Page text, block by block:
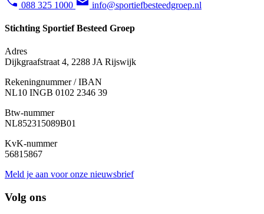
088 325 1000 info@sportiefbesteedgroep.nl
Stichting Sportief Besteed Groep
Adres
Dijkgraafstraat 4, 2288 JA Rijswijk
Rekeningnummer / IBAN
NL10 INGB 0102 2346 39
Btw-nummer
NL852315089B01
KvK-nummer
56815867
Meld je aan voor onze nieuwsbrief
Volg ons